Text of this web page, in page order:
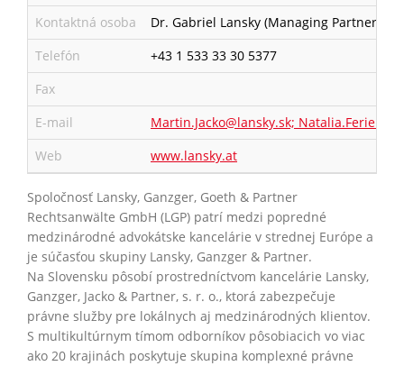
Kontaktná osoba
Dr. Gabriel Lansky (Managing Partner),
Telefón
+43 1 533 33 30 5377
Fax
E-mail
Martin.Jacko@lansky.sk;
Web
www.lansky.at
Spoločnosť Lansky, Ganzger, Goeth & Partner
Rechtsanwälte GmbH (LGP) patrí medzi popredné
medzinárodné advokátske kancelárie v strednej Európe a
je súčasťou skupiny Lansky, Ganzger & Partner.
Na Slovensku pôsobí prostredníctvom kancelárie Lansky,
Ganzger, Jacko & Partner, s. r. o., ktorá zabezpečuje
právne služby pre lokálnych aj medzinárodných klientov.
S multikultúrnym tímom odborníkov pôsobiacich vo viac
ako 20 krajinách poskytuje skupina komplexné právne